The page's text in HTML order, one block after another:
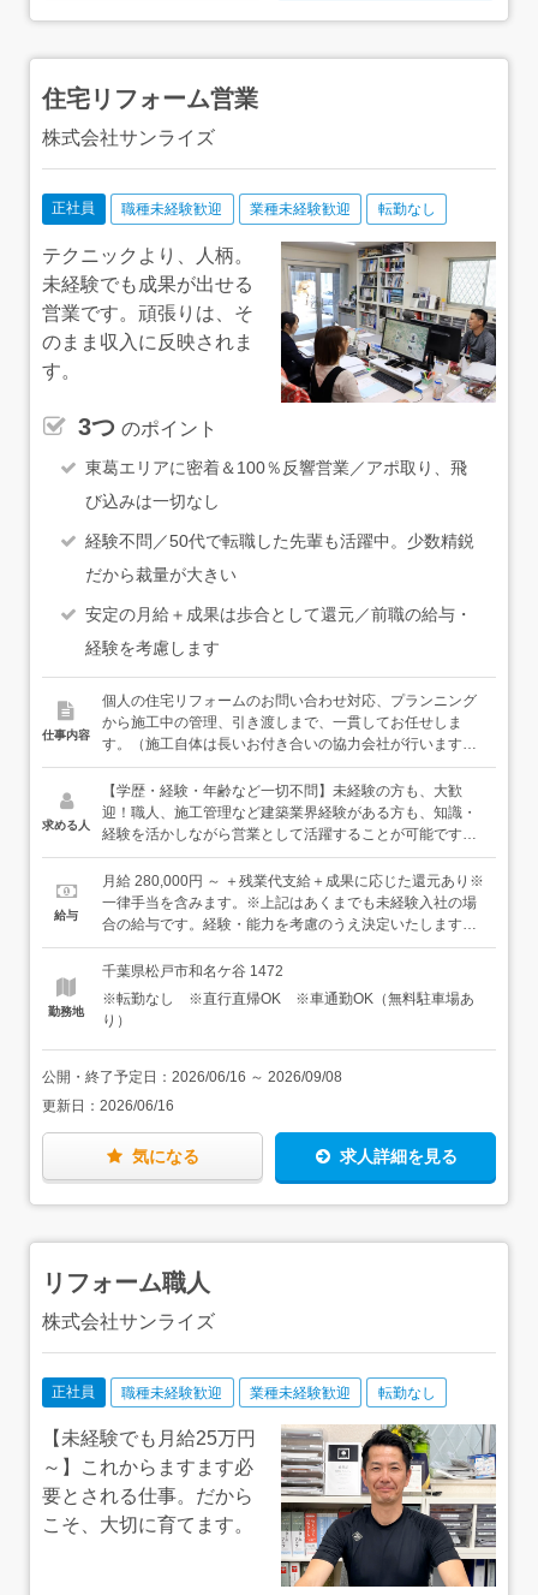
住宅リフォーム営業
株式会社サンライズ
正社員 職種未経験歓迎 業種未経験歓迎 転勤なし
テクニックより、人柄。
未経験でも成果が出せる
営業です。頑張りは、そ
のまま収入に反映されま
す。
3つ のポイント
東葛エリアに密着＆100％反響営業／アポ取り、飛
び込みは一切なし
経験不問／50代で転職した先輩も活躍中。少数精鋭
だから裁量が大きい
安定の月給＋成果は歩合として還元／前職の給与・
経験を考慮します
仕事内容
個人の住宅リフォームのお問い合わせ対応、プランニング
から施工中の管理、引き渡しまで、一貫してお任せしま
す。（施工自体は長いお付き合いの協力会社が行います）
※いきなりすべてはお任せしません。まずは先輩と一緒に
仕事をして流れを覚えて、少しずつできることを増やして
いきましょう。＜具体的には＞●お問合せ内容の確認・
Webサイトからの反響やお取引先からのご依頼情報を確
現地調査、プラン検討、お見積り・内装・水回り交換・外
壁塗装・屋根塗装からフルリフォームまで様々なリフォー
ム案件があります（時には相見積もりになることも。希望
ジュールなどについて確認↓●施工現場の進捗管理・協力会
社の手配・工事進捗の管理などを実施※現場への直行直帰
OK※まずは数日程度までの工事をメインにご担当いただき
ます＜入社後は＞先輩のアシスタント業務からお任せして
いくので、安心して仕事をスタートしていただけます。最
初はわからないことが多いかもしれませんが、基礎から一
つ一つお教えしますので、安心して飛び込んできてくださ
い。経験者の方は、当社の流れを覚えていただいた後は、
無理のない範囲で案件をお任せしていきます。案件は大小
さまざまで、少額の案件から着実にチャレンジしていくこ
とも可能なので、経験の浅い方も安心できる環境です。も
求める人
【学歴・経験・年齢など一切不問】未経験の方も、大歓
迎！職人、施工管理など建築業界経験がある方も、知識・
経験を活かしながら営業として活躍することが可能です。
＜必須＞・普通自動車運転免許（AT可）＜歓迎／活かせま
す＞・建築業界経験のある方（職種は不問です）★元職人
の先輩が活躍中！・営業や接客の経験がある方★社員1人1
人が、家庭など自身のプライベートと両立しながら働いて
すので、何かあればお気軽にご相談ください。
給与
月給 280,000円 ～ ＋残業代支給＋成果に応じた還元あり※
一律手当を含みます。※上記はあくまでも未経験入社の場
合の給与です。経験・能力を考慮のうえ決定いたします。
※年収1,000万円の実績もあります。日頃の頑張りをしっ
かりと評価します。
勤務地
千葉県松戸市和名ケ谷 1472
※転勤なし ※直行直帰OK ※車通勤OK（無料駐車場あ
り）
公開・終了予定日： 2026/06/16 ～ 2026/09/08
更新日： 2026/06/16
気になる 求人詳細を見る
リフォーム職人
株式会社サンライズ
正社員 職種未経験歓迎 業種未経験歓迎 転勤なし
【未経験でも月給25万円
～】これからますます必
要とされる仕事。だから
こそ、大切に育てます。